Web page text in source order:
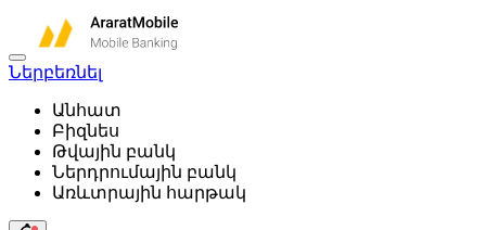
Ներբեռնել
Անհատ
Բիզնես
Թվային բանկ
Ներդրումային բանկ
Առևտրային հարթակ